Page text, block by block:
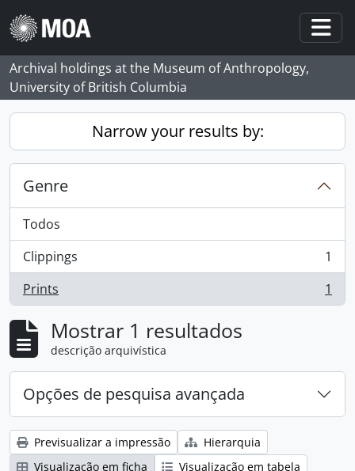
Skip to main content
Archival holdings at the Museum of Anthropology,
University of British Columbia
Narrow your results by:
Genre
Todos
Clippings
, 1 resultados
1
Prints
, 1 resultados 1
Mostrar 1 resultados
descrição arquivística
Opções de pesquisa avançada
Previsualizar a impressão
Hierarquia
Visualização em ficha
Visualização em tabela